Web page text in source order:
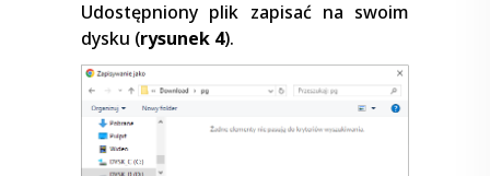
Udostępniony plik zapisać na swoim
dysku (rysunek 4).